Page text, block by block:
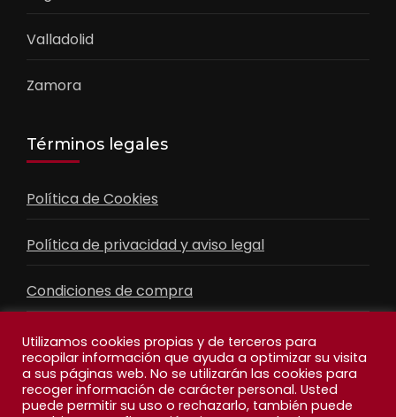
Valladolid
Zamora
Términos legales
Política de Cookies
Política de privacidad y aviso legal
Condiciones de compra
Contacto
Facebook
Feed
Utilizamos cookies propias y de terceros para
recopilar información que ayuda a optimizar su visita
a sus páginas web. No se utilizarán las cookies para
recoger información de carácter personal. Usted
puede permitir su uso o rechazarlo, también puede